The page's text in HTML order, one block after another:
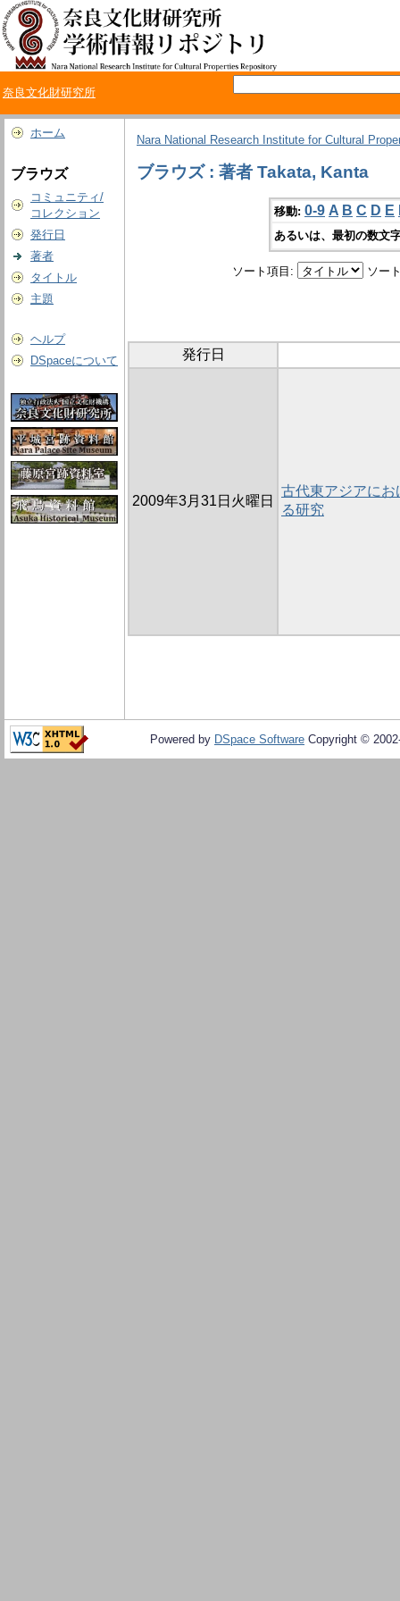
奈良文化財研究所
ホーム
ブラウズ
コミュニティ/
コレクション
発行日
著者
タイトル
主題
ヘルプ
DSpaceについて
Nara National Research Institute for Cultural
ブラウズ : 著者 Takata, Kanta
移動: 0-9 A B C D E
あるいは、最初の数文
ソート項目: ソー
発行日
2009年3月31日火曜日
古代東アジアに
る研究
Powered by DSpace Software Copyright ©